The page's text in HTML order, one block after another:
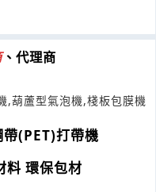
、代理商
,葫蘆型氣泡機,棧板包膜機
帶(PET)打帶機
料 環保包材